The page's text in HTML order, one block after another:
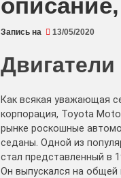
Запись на 13/05/2020
Как всякая уважающая
корпорация, Toyota
рынке роскошные
седаны. Одной из
стал представленный в
Он выпускался на